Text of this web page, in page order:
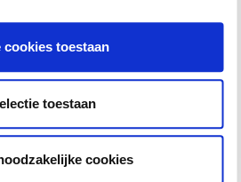
cookies toestaan
toestaan
cookies